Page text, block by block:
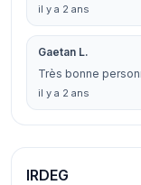
il y a 2 ans
Gaetan L.
Très bonne
il y a 2 ans
IRDEG